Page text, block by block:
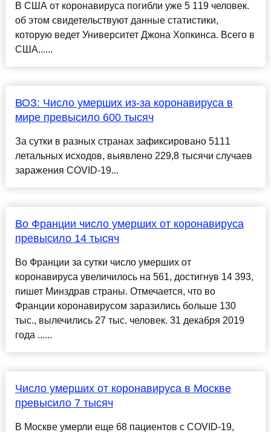
В США от коронавируса погибли уже 5 119 человек.
об этом свидетельствуют данные статистики,
которую ведет Университет Джона Хопкинса. Всего в
США......
ВОЗ: Число умерших из-за коронавируса в
мире превысило 600 тысяч
За сутки в разных странах зафиксировано 5111
летальных исходов, выявлено 229,8 тысячи случаев
заражения COVID-19...
Во Франции число умерших от коронавируса
превысило 14 тысяч
Во Франции за сутки число умерших от
коронавируса увеличилось на 561, достигнув 14 393,
пишет Минздрав страны. Отмечается, что во
Франции коронавирусом заразились больше 130
тыс., вылечились 27 тыс. человек. 31 декабря 2019
года ......
Число умерших от коронавируса в Москве
превысило 7 тысяч
В Москве умерли еще 68 пациентов с COVID-19,